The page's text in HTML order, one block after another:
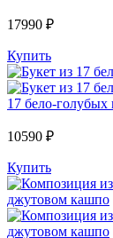
17990 ₽
Купить
17 бело-голубых
10590 ₽
Купить